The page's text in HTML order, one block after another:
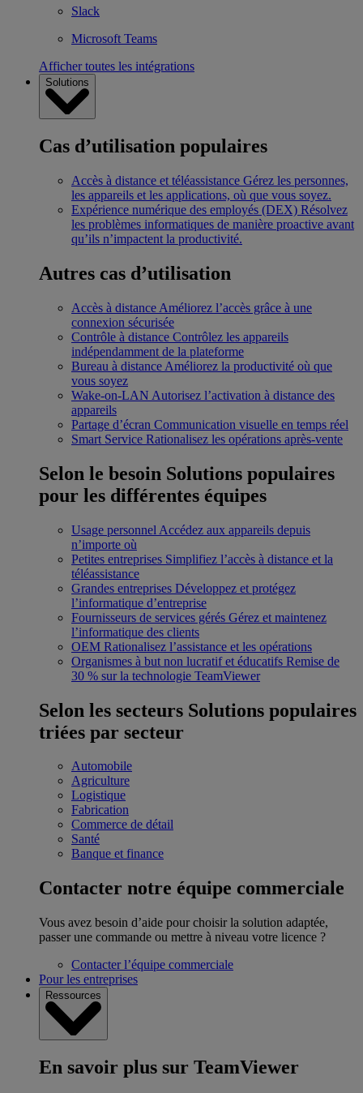
Slack
Microsoft Teams
Afficher toutes les intégrations
Solutions
Cas d’utilisation populaires
Accès à distance et téléassistance Gérez les personnes,
les appareils et les applications, où que vous soyez.
Expérience numérique des employés (DEX) Résolvez
les problèmes informatiques de manière proactive avant
qu’ils n’impactent la productivité.
Autres cas d’utilisation
Accès à distance Améliorez l’accès grâce à une
connexion sécurisée
Contrôle à distance Contrôlez les appareils
indépendamment de la plateforme
Bureau à distance Améliorez la productivité où que
vous soyez
Wake-on-LAN Autorisez l’activation à distance des
appareils
Partage d’écran Communication visuelle en temps réel
Smart Service Rationalisez les opérations après-vente
Selon le besoin Solutions populaires
pour les différentes équipes
Usage personnel Accédez aux appareils depuis
n’importe où
Petites entreprises Simplifiez l’accès à distance et la
téléassistance
Grandes entreprises Développez et protégez
l’informatique d’entreprise
Fournisseurs de services gérés Gérez et maintenez
l’informatique des clients
OEM Rationalisez l’assistance et les opérations
Organismes à but non lucratif et éducatifs Remise de
30 % sur la technologie TeamViewer
Selon les secteurs Solutions populaires
triées par secteur
Automobile
Agriculture
Logistique
Fabrication
Commerce de détail
Santé
Banque et finance
Contacter notre équipe commerciale
Vous avez besoin d’aide pour choisir la solution adaptée,
passer une commande ou mettre à niveau votre licence ?
Contacter l’équipe commerciale
Pour les entreprises
Ressources
En savoir plus sur TeamViewer